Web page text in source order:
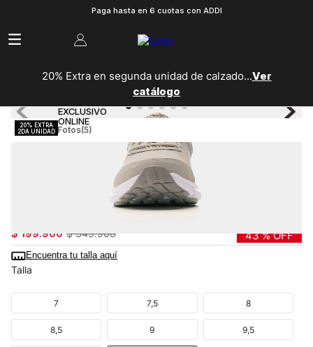
Paga hasta en 6 cuotas con ADDI
20% Extra en segunda unidad de calzado...Ver
catálogo
Ver Fotos(5)
Running
Tenis De Correr Ua Charged Assert 10 Para Hombre
$ 199.900 $ 349.900 43 % OFF
Encuentra tu talla aquí
Talla
7 8
9
7,5
8,5 9,5